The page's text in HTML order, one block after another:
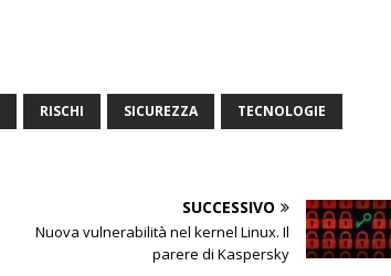
RISCHI SICUREZZA TECNOLOGIE
SUCCESSIVO
Nuova vulnerabilità nel kernel Linux. Il
parere di Kaspersky